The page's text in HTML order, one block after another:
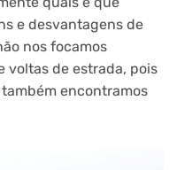
e desvantagens de
nos focamos
voltas de estrada, pois
também encontramos